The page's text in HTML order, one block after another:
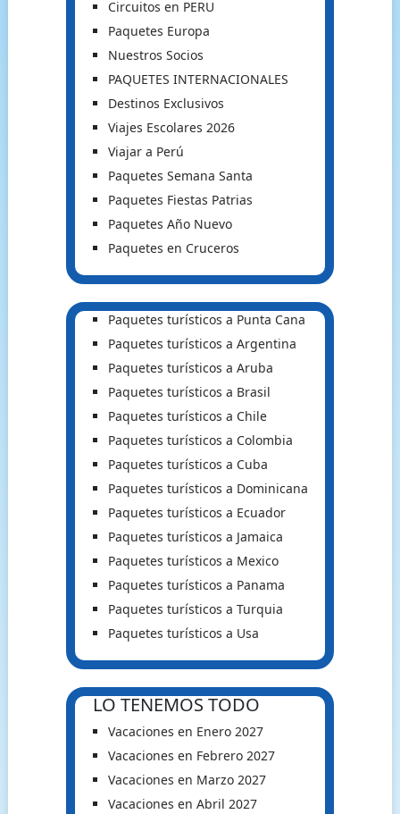
Circuitos en PERU
Paquetes Europa
Nuestros Socios
PAQUETES INTERNACIONALES
Destinos Exclusivos
Viajes Escolares 2026
Viajar a Perú
Paquetes Semana Santa
Paquetes Fiestas Patrias
Paquetes Año Nuevo
Paquetes en Cruceros
Paquetes turísticos a Punta Cana
Paquetes turísticos a Argentina
Paquetes turísticos a Aruba
Paquetes turísticos a Brasil
Paquetes turísticos a Chile
Paquetes turísticos a Colombia
Paquetes turísticos a Cuba
Paquetes turísticos a Dominicana
Paquetes turísticos a Ecuador
Paquetes turísticos a Jamaica
Paquetes turísticos a Mexico
Paquetes turísticos a Panama
Paquetes turísticos a Turquia
Paquetes turísticos a Usa
LO TENEMOS TODO
Vacaciones en Enero 2027
Vacaciones en Febrero 2027
Vacaciones en Marzo 2027
Vacaciones en Abril 2027